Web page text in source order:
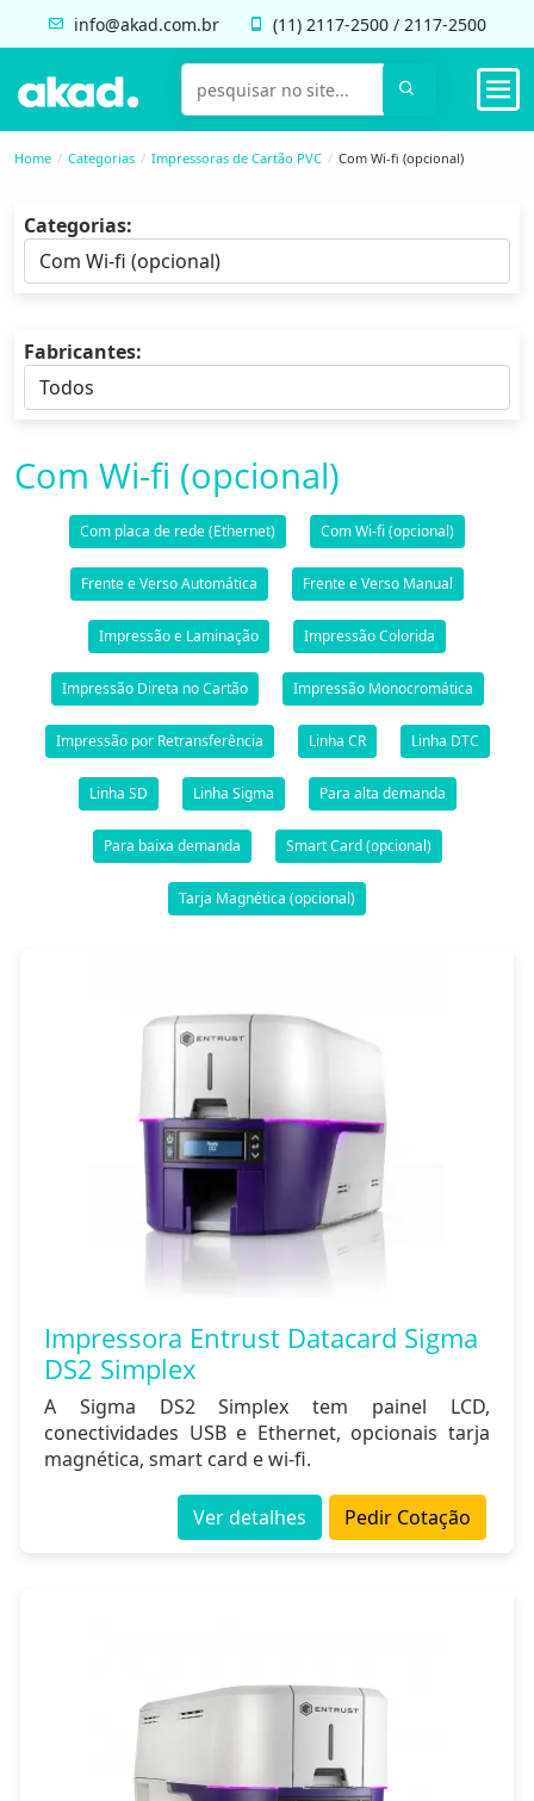
info@akad.com.br (11) 2117-2500 / 2117-2500
Home Categorias Impressoras de Cartão PVC Com Wi-fi (opcional)
Categorias:
Fabricantes:
Com Wi-fi (opcional)
Com placa de rede (Ethernet) Com Wi-fi (opcional)
Frente e Verso Automática Frente e Verso Manual
Impressão e Laminação Impressão Colorida
Impressão Direta no Cartão Impressão Monocromática
Impressão por Retransferência Linha CR Linha DTC
Linha SD Linha Sigma Para alta demanda
Para baixa demanda Smart Card (opcional)
Tarja Magnética (opcional)
Impressora Entrust Datacard Sigma
DS2 Simplex
A Sigma DS2 Simplex tem painel LCD,
conectividades USB e Ethernet, opcionais tarja
magnética, smart card e wi-fi.
Pedir Cotação
Ver detalhes